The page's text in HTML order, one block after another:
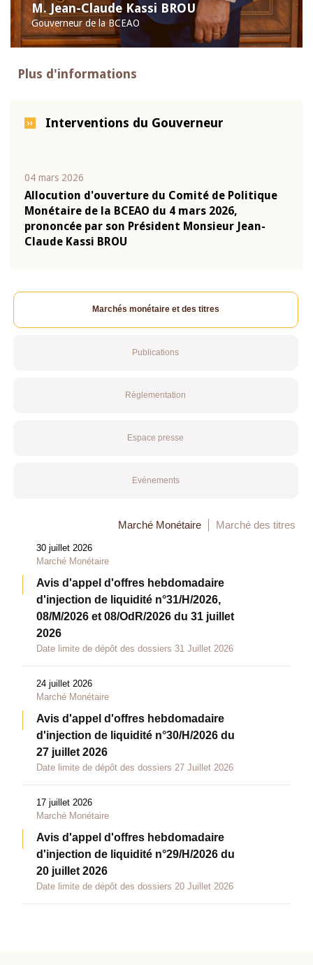
M. Jean-Claude Kassi BROU
Gouverneur de la BCEAO
Plus d'informations
Interventions du Gouverneur
04 mars 2026
Allocution d'ouverture du Comité de Politique
Monétaire de la BCEAO du 4 mars 2026,
prononcée par son Président Monsieur Jean-
Claude Kassi BROU
Marchés monétaire et des titres
Publications
Réglementation
Espace presse
Evénements
Marché Monétaire Marché des titres
30 juillet 2026
Marché Monétaire
Avis d'appel d'offres hebdomadaire
d'injection de liquidité n°31/H/2026,
08/M/2026 et 08/OdR/2026 du 31 juillet
2026
Date limite de dépôt des dossiers 31 Juillet 2026
24 juillet 2026
Marché Monétaire
Avis d'appel d'offres hebdomadaire
d'injection de liquidité n°30/H/2026 du
27 juillet 2026
Date limite de dépôt des dossiers 27 Juillet 2026
17 juillet 2026
Marché Monétaire
Avis d'appel d'offres hebdomadaire
d'injection de liquidité n°29/H/2026 du
20 juillet 2026
Date limite de dépôt des dossiers 20 Juillet 2026